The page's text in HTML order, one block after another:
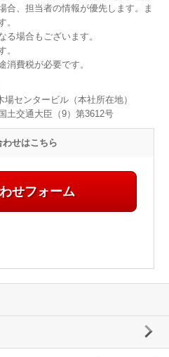
合、担当者の情報が優先します。ま
。
場合もございます。
。
費税が必要です。
センタービル（本社所在地）
交通大臣（9）第3612号
わせはこちら
せフォーム